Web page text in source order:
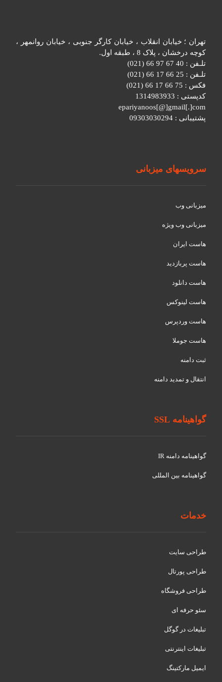
تهران ؛ خیابان انقلاب ، خیابان کارگر جنوبی ، خیابان روانمهر ،
کوچه درخشان ، پلاک 8 ، طبقه اول.
تلـفن : 40 67 97 66 (021)
تلـفن : 25 66 17 66 (021)
فکس : 75 66 17 66 (021)
کدپستی : 1314983933
epariyanoos[@]gmail[.]com
پشتیبانی : 09303030294
سرویسهای میزبانی
میزبانی وب
میزبانی وب ویژه
هاست ایران
هاست پربازدید
هاست دانلود
هاست لینوکس
هاست وردپرس
هاست جوملا
ثبت دامنه
انتقال و تمدید دامنه
گواهینامه SSL
گواهينامه دامنه IR
گواهينامه بین المللی
خدمات
طراحی سایت
طراحی پورتال
طراحی فروشگاه
سئو حرفه ای
تبلیغات در گوگل
تبلیغات اینترنتی
ایمیل مارکتینگ